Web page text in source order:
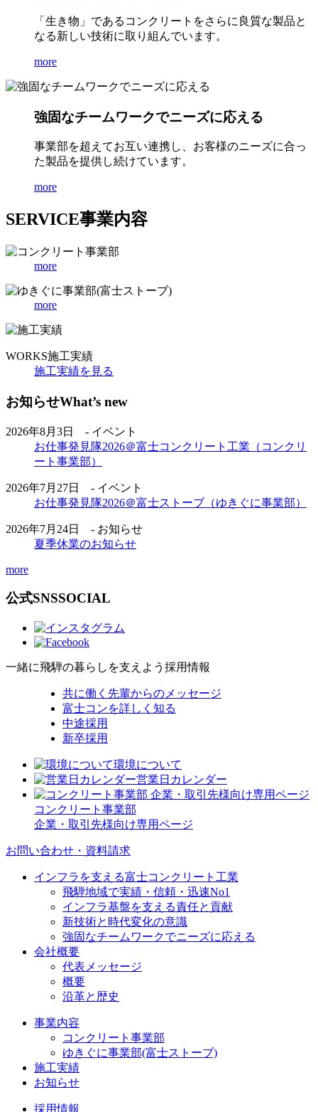
「生き物」であるコンクリートをさらに良質な製品と
なる新しい技術に取り組んでいます。
more
強固なチームワークでニーズに応える
事業部を超えてお互い連携し、お客様のニーズに合っ
た製品を提供し続けています。
more
SERVICE事業内容
more
more
WORKS施工実績
施工実績を見る
お知らせWhat’s new
2026年8月3日 - イベント
お仕事発見隊2026＠富士コンクリート工業（コンクリ
ート事業部）
2026年7月27日 - イベント
お仕事発見隊2026＠富士ストーブ（ゆきぐに事業部）
2026年7月24日 - お知らせ
夏季休業のお知らせ
more
公式SNSSOCIAL
一緒に飛騨の暮らしを支えよう 採用情報
共に働く先輩からのメッセージ
富士コンを詳しく知る
中途採用
新卒採用
環境について
営業日カレンダー
コンクリート事業部
企業・取引先様向け専用ページ
お問い合わせ・資料請求
インフラを支える富士コンクリート工業
飛騨地域で実績・信頼・迅速No1
インフラ基盤を支える責任と貢献
新技術と時代変化の意識
強固なチームワークでニーズに応える
会社概要
代表メッセージ
概要
沿革と歴史
事業内容
コンクリート事業部
ゆきぐに事業部(富士ストーブ)
施工実績
お知らせ
採用情報